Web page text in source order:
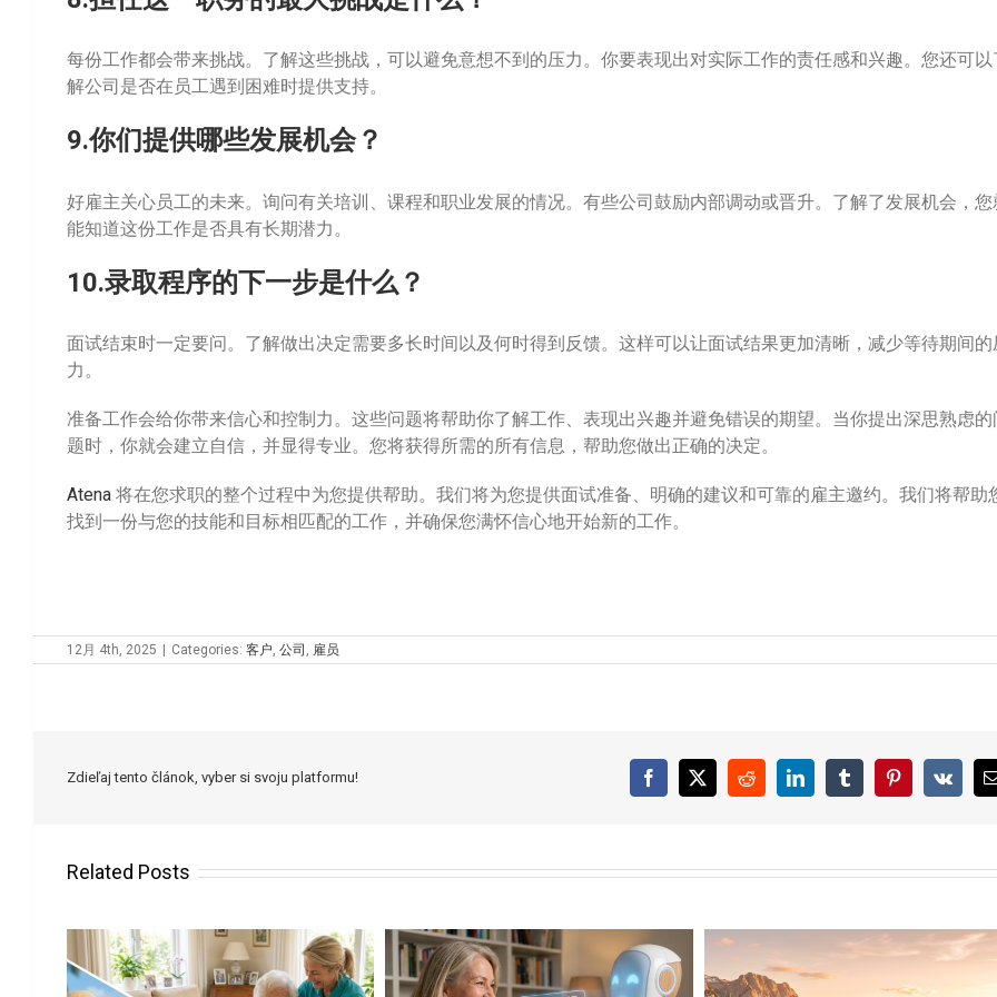
每份工作都会带来挑战。了解这些挑战，可以避免意想不到的压力。你要表现出对实际工作的责任感和兴趣。您还可以
解公司是否在员工遇到困难时提供支持。
9.你们提供哪些发展机会？
好雇主关心员工的未来。询问有关培训、课程和职业发展的情况。有些公司鼓励内部调动或晋升。了解了发展机会，您
能知道这份工作是否具有长期潜力。
10.录取程序的下一步是什么？
面试结束时一定要问。了解做出决定需要多长时间以及何时得到反馈。这样可以让面试结果更加清晰，减少等待期间的
力。
准备工作会给你带来信心和控制力。这些问题将帮助你了解工作、表现出兴趣并避免错误的期望。当你提出深思熟虑的
题时，你就会建立自信，并显得专业。您将获得所需的所有信息，帮助您做出正确的决定。
Atena 将在您求职的整个过程中为您提供帮助。我们将为您提供面试准备、明确的建议和可靠的雇主邀约。我们将帮助
找到一份与您的技能和目标相匹配的工作，并确保您满怀信心地开始新的工作。
12月 4th, 2025 Categories: 客户, 公司 , 雇员
Zdieľaj tento článok, vyber si svoju platformu! Facebook
X RedditLinkedInTumblrPinterest
Vk
Related Posts